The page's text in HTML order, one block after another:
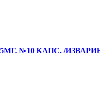
№10 КАПС. /